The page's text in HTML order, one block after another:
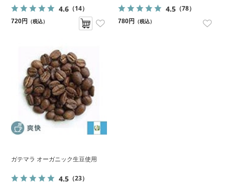
4.6（14）
720円 （税込）
4.5（78）
780円 （税込）
ガテマラ オーガニック生豆使用
4.5（23）